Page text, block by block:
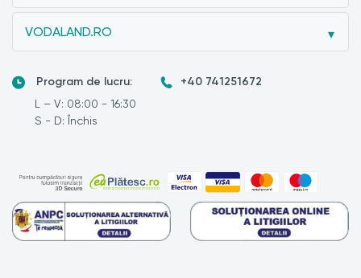
VODALAND.RO
Program de lucru:
L – V: 08:00 - 16:30
S - D: Închis
+40 741251672